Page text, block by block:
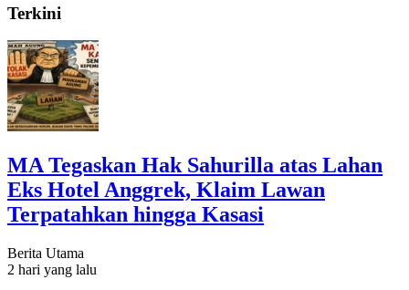
Terkini
MA Tegaskan Hak Sahurilla atas Lahan
Eks Hotel Anggrek, Klaim Lawan
Terpatahkan hingga Kasasi
Berita Utama
2 hari yang lalu